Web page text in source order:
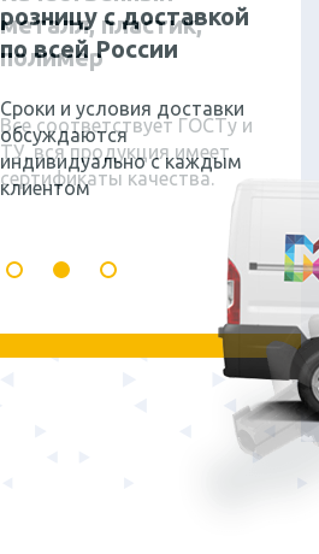
розницу с доставкой
по всей России
Сроки и условия доставки
обсуждаются
индивидуально с каждым
клиентом